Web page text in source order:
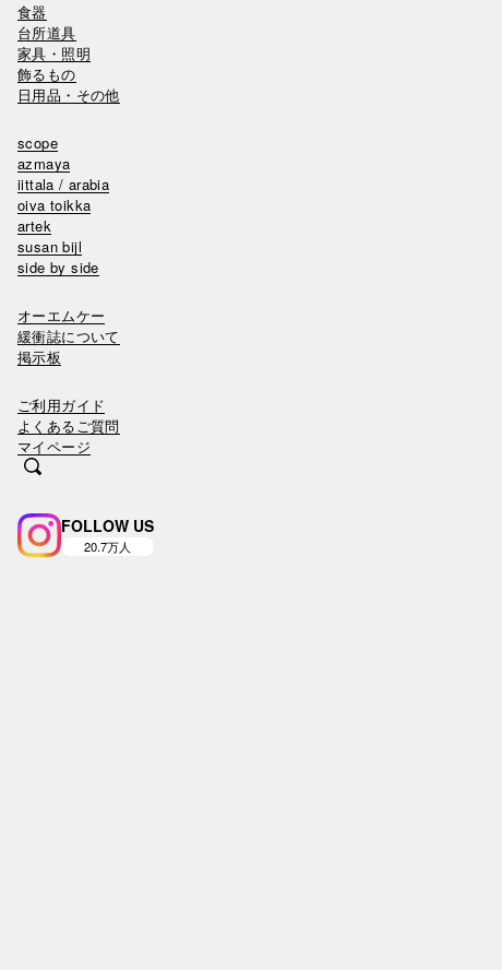
食器
台所道具
家具・照明
飾るもの
日用品・その他
scope
azmaya
iittala / arabia
oiva toikka
artek
susan bijl
side by side
オーエムケー
緩衝誌について
掲示板
ご利用ガイド
よくあるご質問
マイページ
FOLLOW US